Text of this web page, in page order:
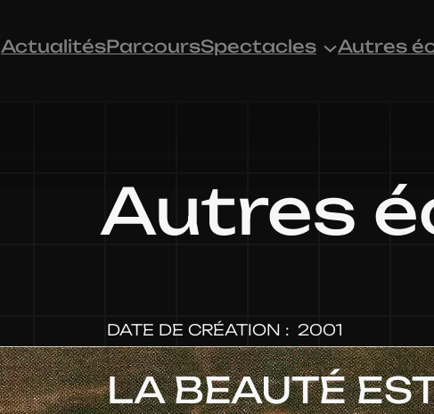
ActualitésParcoursSpectacles Autres
Autres
DATE DE CRÉATION : 2001
LA BEAUTÉ